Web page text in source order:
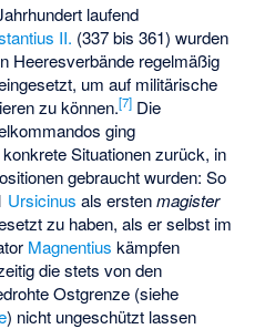
laufend
II. (337 bis 361) wurden
Heeresverbände regelmäßig
um auf militärische
zu können.[7] Die
ging
Situationen zurück, in
gebraucht wurden: So
Ursicinus als erstenmagister
zu haben, als er selbst im
Magnentius kämpfen
die stets von den
Ostgrenze (siehe
) nicht ungeschützt lassen